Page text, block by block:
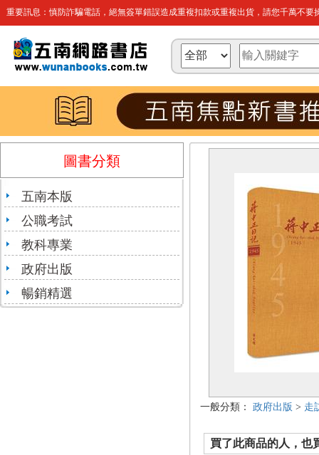
重要訊息：慎防詐騙電話，絕無簽單錯誤造成重複扣款或重複出貨，請您千萬不要
圖書分類
五南本版
公職考試
教科專業
政府出版
暢銷精選
一般分類： 政府出版 > 走
買了此商品的人，也